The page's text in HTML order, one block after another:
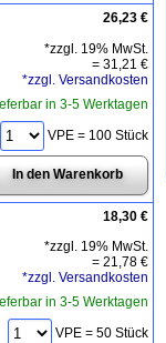
26,23 €
*zzgl. 19% MwSt.
=31,21 €
*zzgl. Versandkosten
in 3-5 Werktagen
VPE = 100 Stück
18,30 €
*zzgl. 19% MwSt.
=21,78 €
*zzgl. Versandkosten
in 3-5 Werktagen
VPE = 50 Stück